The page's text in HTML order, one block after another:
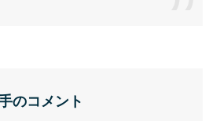
のコメント